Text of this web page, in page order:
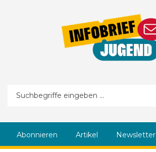
Suchformular
Abonnieren Artikel Newsletter